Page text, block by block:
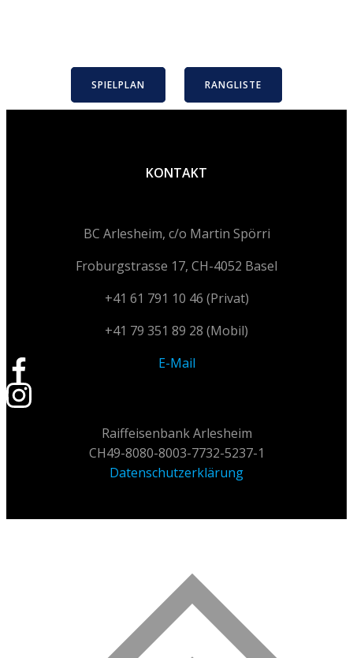
SPIELPLAN RANGLISTE
KONTAKT
BC Arlesheim, c/o Martin Spörri
Froburgstrasse 17, CH-4052 Basel
+41 61 791 10 46 (Privat)
+41 79 351 89 28 (Mobil)
E-Mail
Raiffeisenbank Arlesheim
CH49-8080-8003-7732-5237-1
Datenschutzerklärung